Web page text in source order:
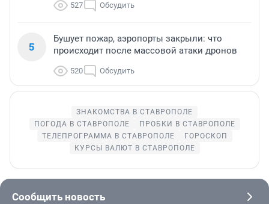
527 Обсудить
5
Бушует пожар, аэропорты закрыли: что
происходит после массовой атаки дронов
520 Обсудить
ЗНАКОМСТВА В СТАВРОПОЛЕ
ПОГОДА В СТАВРОПОЛЕ
ПРОБКИ В СТАВРОПОЛЕ
ТЕЛЕПРОГРАММА В СТАВРОПОЛЕ
ГОРОСКОП
КУРСЫ ВАЛЮТ В СТАВРОПОЛЕ
Сообщить новость